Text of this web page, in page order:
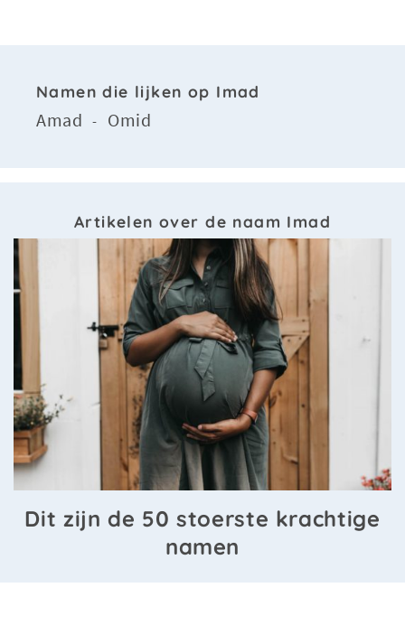
Namen die lijken op Imad
Amad - Omid
Artikelen over de naam Imad
Dit zijn de 50 stoerste krachtige
namen